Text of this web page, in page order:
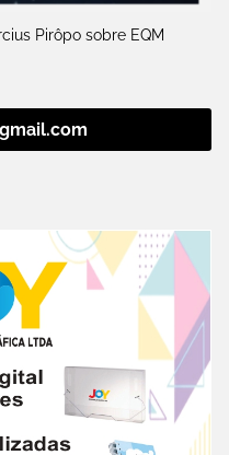
Pirôpo sobre EQM